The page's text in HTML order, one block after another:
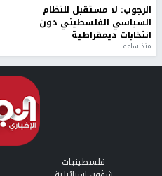
الرجوب: لا مستقبل للنظام
السياسي الفلسطيني دون
انتخابات ديمقراطية
منذ ساعة
فلسطينيات